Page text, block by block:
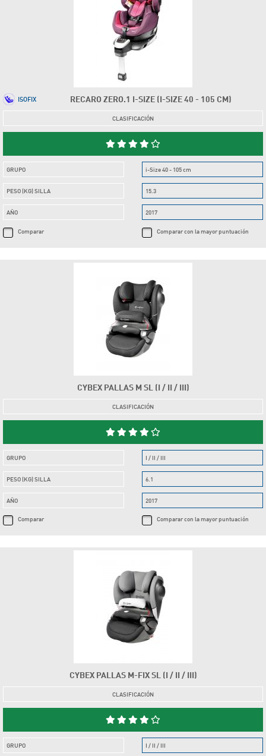
RECARO ZERO.1 I-SIZE (I-SIZE 40 - 105 CM)
ISOFIX
CLASIFICACIÓN
GRUPO
PESO (KG) SILLA
AÑO
Comparar
i-Size 40 - 105 cm
15.3
2017
Comparar con la mayor puntuación
CYBEX PALLAS M SL (I / II / III)
CLASIFICACIÓN
GRUPO
PESO (KG) SILLA
AÑO
Comparar
I / II / III
6.1
2017
Comparar con la mayor puntuación
CYBEX PALLAS M-FIX SL (I / II / III)
CLASIFICACIÓN
GRUPO I / II / III